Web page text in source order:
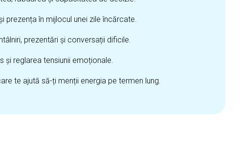
prezența în mijlocul unei zile încărcate.
prezentări și conversații dificile.
și reglarea tensiunii emoționale.
te ajută să-ți menții energia pe termen lung.